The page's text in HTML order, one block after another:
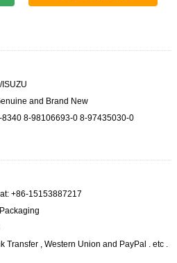
ISUZU
and Brand New
8-98106693-0 8-97435030-0
+86-15153887217
Transfer , Western Union and PayPal . etc .